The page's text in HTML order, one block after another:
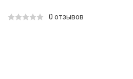
0 отзывов